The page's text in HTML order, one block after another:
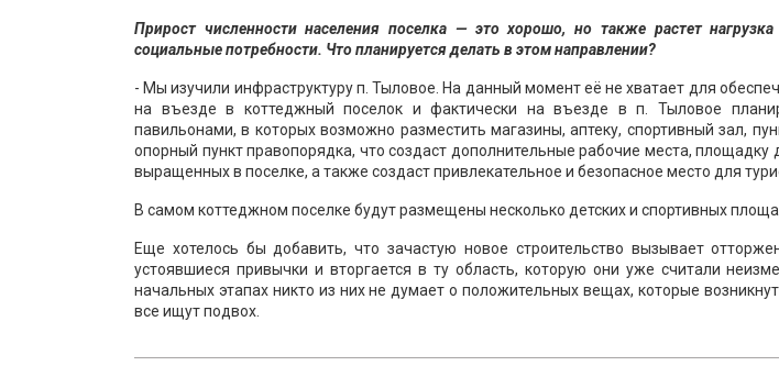
Прирост численности населения поселка — это хорошо, но также растет
социальные потребности. Что планируется делать в этом направлении?
- Мы изучили инфраструктуру п. Тыловое. На данный момент её не хватает для
на въезде в коттеджный поселок и фактически на въезде в п. Тыловое
павильонами, в которых возможно разместить магазины, аптеку, спортивный зал,
опорный пункт правопорядка, что создаст дополнительные рабочие места,
выращенных в поселке, а также создаст привлекательное и безопасное место для
В самом коттеджном поселке будут размещены несколько детских и спортивных
Еще хотелось бы добавить, что зачастую новое строительство вызывает
устоявшиеся привычки и вторгается в ту область, которую они уже считали
начальных этапах никто из них не думает о положительных вещах, которые
все ищут подвох.